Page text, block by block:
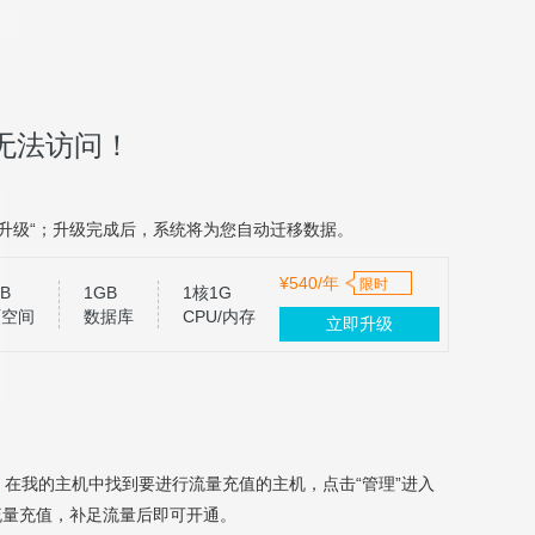
访问！
“；升级完成后，系统将为您自动迁移数据。
间
1GB
数据库
1核1G
CPU/内存
¥540/年 限时
立即升级
在我的主机中找到要进行流量充值的主机，点击“管理”进入
充值，补足流量后即可开通。